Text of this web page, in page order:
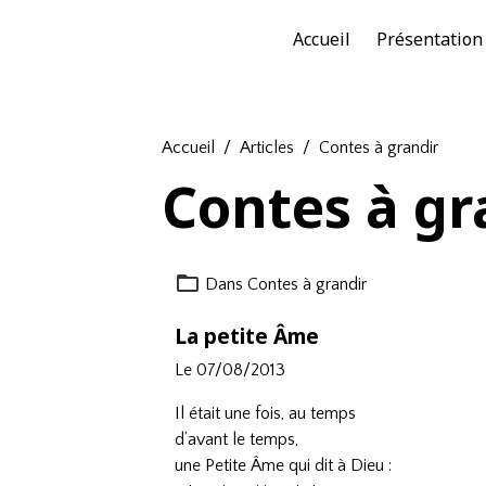
Accueil Présentation
Accueil Articles Contes à grandir
Contes à
Dans Contes à grandir
La petite Âme
Le 07/08/2013
Il était une fois, au temps
d’avant le temps,
une Petite Âme qui dit à Dieu :